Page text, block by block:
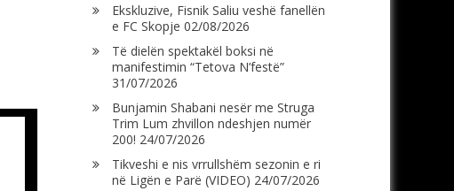
Ekskluzive, Fisnik Saliu veshë fanellën
e FC Skopje 02/08/2026
Të dielën spektakël boksi në
manifestimin “Tetova N’festë”
31/07/2026
Bunjamin Shabani nesër me Struga
Trim Lum zhvillon ndeshjen numër
200! 24/07/2026
Tikveshi e nis vrrullshëm sezonin e ri
në Ligën e Parë (VIDEO) 24/07/2026